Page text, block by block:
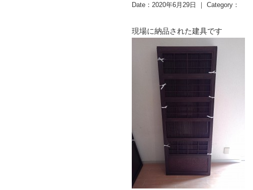
Date：2020年6月29日 ｜ Category：
現場に納品された建具です